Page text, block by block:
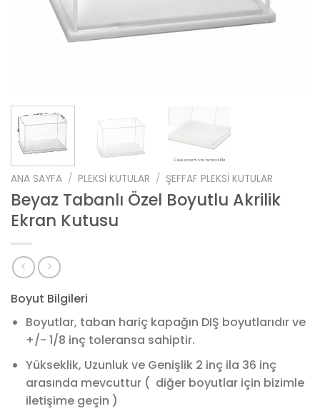
ANA SAYFA / PLEKSI KUTULAR / ŞEFFAF PLEKSI KUTULAR
Beyaz Tabanlı Özel Boyutlu Akrilik
Ekran Kutusu
Boyut Bilgileri
Boyutlar, taban hariç kapağın DIŞ boyutlarıdır ve
+/- 1/8 inç toleransa sahiptir.
Yükseklik, Uzunluk ve Genişlik 2 inç ila 36 inç
arasında mevcuttur ( diğer boyutlar için bizimle
iletişime geçin )